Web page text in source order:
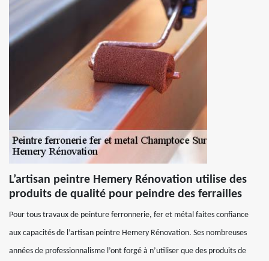
L’artisan peintre Hemery Rénovation utilise des
produits de qualité pour peindre des ferrailles
Pour tous travaux de peinture ferronnerie, fer et métal faites confiance
aux capacités de l’artisan peintre Hemery Rénovation. Ses nombreuses
années de professionnalisme l’ont forgé à n’utiliser que des produits de